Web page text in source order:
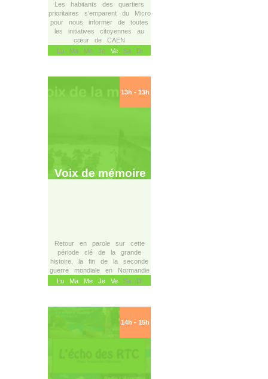
Les habitants des quartiers
prioritaires s’emparent du Micro
pour nous informer de toutes
les initiatives citoyennes au
cœur de CAEN
Lu Ma Me Je VeSa Di
13h - 13h
Voix de mémoire
Retour en parole sur cette
période clé de la grande
histoire, la fin de la seconde
guerre mondiale en Normandie
Lu
Ma Me Je VeSa Di
14h - 15h